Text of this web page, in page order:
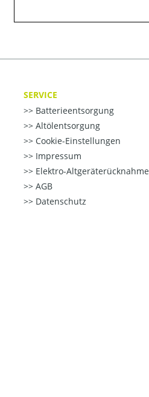
SERVICE
Batterieentsorgung
Altölentsorgung
Cookie-Einstellungen
Impressum
Elektro-Altgeräterücknahme
AGB
Datenschutz